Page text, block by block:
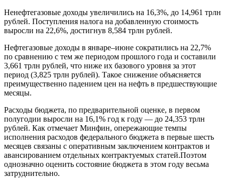
Ненефтегазовые доходы увеличились на 16,3%, до 14,961 трлн
рублей. Поступления налога на добавленную стоимость
выросли на 22,6%, достигнув 8,584 трлн рублей.
Нефтегазовые доходы в январе–июне сократились на 22,7%
по сравнению с тем же периодом прошлого года и составили
3,661 трлн рублей, что ниже их базового уровня за этот
период (3,825 трлн рублей). Такое снижение объясняется
преимущественно падением цен на нефть в предшествующие
месяцы.
Расходы бюджета, по предварительной оценке, в первом
полугодии выросли на 16,1% год к году — до 24,353 трлн
рублей. Как отмечает Минфин, опережающие темпы
исполнения расходов федерального бюджета в первые шесть
месяцев связаны с оперативным заключением контрактов и
авансированием отдельных контрактуемых статей.Поэтом
однозначно оценить состояние бюджета в этом году весьма
затруднительно.